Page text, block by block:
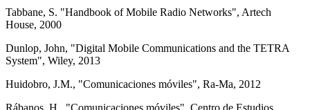
Tabbane, S. "Handbook of Mobile Radio Networks", Artech
House, 2000
Dunlop, John, "Digital Mobile Communications and the TETRA
System", Wiley, 2013
Huidobro, J.M., "Comunicaciones móviles", Ra-Ma, 2012